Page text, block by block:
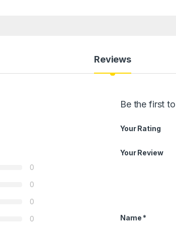
Reviews
0
0
0
0
Be the first
Your Rating
Your Review
Name *